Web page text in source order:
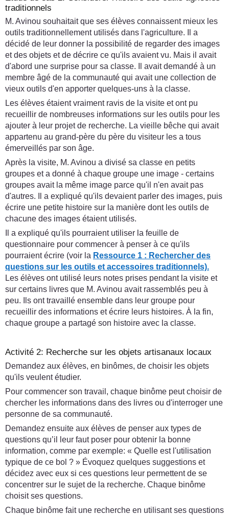
traditionnels
M. Avinou souhaitait que ses élèves connaissent mieux les
outils traditionnellement utilisés dans l'agriculture. Il a
décidé de leur donner la possibilité de regarder des images
et des objets et de décrire ce qu'ils avaient vu. Mais il avait
d'abord une surprise pour sa classe. Il avait demandé à un
membre âgé de la communauté qui avait une collection de
vieux outils d'en apporter quelques-uns à la classe.
Les élèves étaient vraiment ravis de la visite et ont pu
recueillir de nombreuses informations sur les outils pour les
ajouter à leur projet de recherche. La vieille bêche qui avait
appartenu au grand-père du père du visiteur les a tous
émerveillés par son âge.
Après la visite, M. Avinou a divisé sa classe en petits
groupes et a donné à chaque groupe une image - certains
groupes avait la même image parce qu'il n'en avait pas
d'autres. Il a expliqué qu'ils devaient parler des images, puis
écrire une petite histoire sur la manière dont les outils de
chacune des images étaient utilisés.
Il a expliqué qu'ils pourraient utiliser la feuille de
questionnaire pour commencer à penser à ce qu'ils
pourraient écrire (voir la Ressource 1 : Rechercher des
questions sur les outils et accessoires traditionnels).
Les élèves ont utilisé leurs notes prises pendant la visite et
sur certains livres que M. Avinou avait rassemblés peu à
peu. Ils ont travaillé ensemble dans leur groupe pour
recueillir des informations et écrire leurs histoires. À la fin,
chaque groupe a partagé son histoire avec la classe.
Activité 2: Recherche sur les objets artisanaux locaux
Demandez aux élèves, en binômes, de choisir les objets
qu'ils veulent étudier.
Pour commencer son travail, chaque binôme peut choisir de
chercher les informations dans des livres ou d'interroger une
personne de sa communauté.
Demandez ensuite aux élèves de penser aux types de
questions qu’il leur faut poser pour obtenir la bonne
information, comme par exemple: « Quelle est l'utilisation
typique de ce bol ? » Évoquez quelques suggestions et
décidez avec eux si ces questions leur permettent de se
concentrer sur le sujet de la recherche. Chaque binôme
choisit ses questions.
Chaque binôme fait une recherche en utilisant ses questions